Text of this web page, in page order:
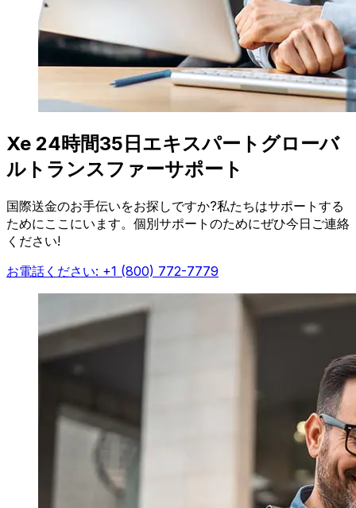
Xe 24時間35日エキスパートグローバ
ルトランスファーサポート
国際送金のお手伝いをお探しですか?私たちはサポートする
ためにここにいます。個別サポートのためにぜひ今日ご連絡
ください!
お電話ください: +1 (800) 772-7779